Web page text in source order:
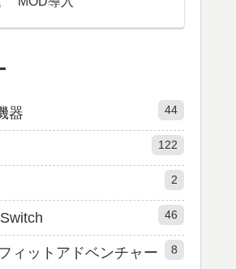
器 44
122
2
46
ィットアドベンチャー 8